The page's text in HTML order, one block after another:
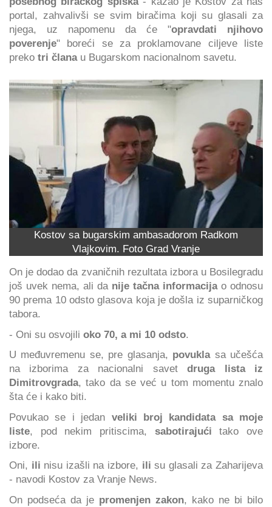
portal, zahvalivši se svim biračima koji su glasali za
njega, uz napomenu da će "opravdati njihovo
poverenje" boreći se za proklamovane ciljeve liste
preko tri članau Bugarskom nacionalnom savetu.
Kostov sa bugarskim ambasadorom Radkom
Vlajkovim. Foto Grad Vranje
On je dodao da zvaničnih rezultata izbora u Bosilegradu
još uvek nema, ali da nije tačna informacijao odnosu
90 prema 10 odsto glasova koja je došla iz suparničkog
tabora.
- Oni su osvojili oko 70, a mi 10 odsto.
U međuvremenu se, pre glasanja, povukla sa učešća
na izborima za nacionalni savetdruga lista iz
Dimitrovgrada, tako da se već u tom momentu znalo
šta će i kako biti.
Povukao se i jedan veliki broj kandidata sa moje
liste, pod nekim pritiscima, sabotirajući tako ove
izbore.
Oni, ili nisu izašli na izbore, ili su glasali za Zaharijeva
- navodi Kostov za Vranje News.
On podseća da je promenjen zakon, kako ne bi bilo